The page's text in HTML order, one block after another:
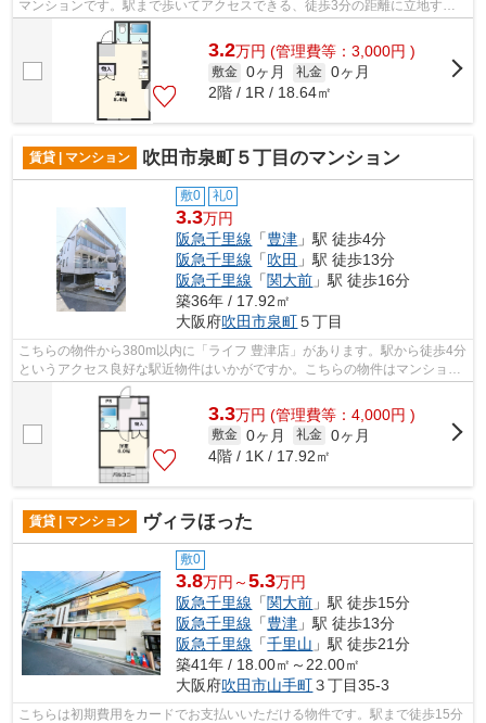
マンションです。駅まで歩いてアクセスできる、徒歩3分の距離に立地する
物件です。頑強で信頼性の高い鉄骨造の...
3.2万円 (管理費等：3,000円 )
敷金 0ヶ月 礼金 0ヶ月
2階 / 1R / 18.64㎡
賃貸 | マンション 吹田市泉町５丁目のマンション
敷0 礼0
3.3万円
阪急千里線 「豊津 」駅 徒歩4分
阪急千里線 「吹田 」駅 徒歩13分
阪急千里線 「関大前 」駅 徒歩16分
築36年 / 17.92㎡
大阪府吹田市泉町５丁目
こちらの物件から380m以内に「ライフ 豊津店」があります。駅から徒歩4分
というアクセス良好な駅近物件はいかがですか。こちらの物件はマンション
です。高い信頼性が魅力の鉄骨造建築...
3.3万円 (管理費等：4,000円 )
敷金 0ヶ月 礼金 0ヶ月
4階 / 1K / 17.92㎡
賃貸 | マンション ヴィラほった
敷0
3.8万円～5.3万円
阪急千里線 「関大前 」駅 徒歩15分
阪急千里線 「豊津 」駅 徒歩13分
阪急千里線 「千里山 」駅 徒歩21分
築41年 / 18.00㎡～22.00㎡
大阪府吹田市山手町３丁目35-3
こちらは初期費用をカードでお支払いいただける物件です。駅まで徒歩15分